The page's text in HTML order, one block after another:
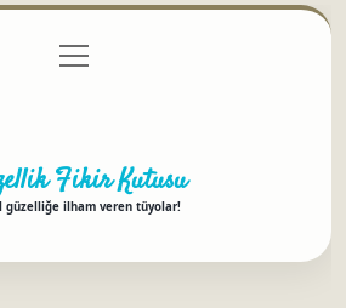
Gizlilik Politikası
menüyü
aç
Fikir Kutusu
güzelliğe ilham veren tüyolar!